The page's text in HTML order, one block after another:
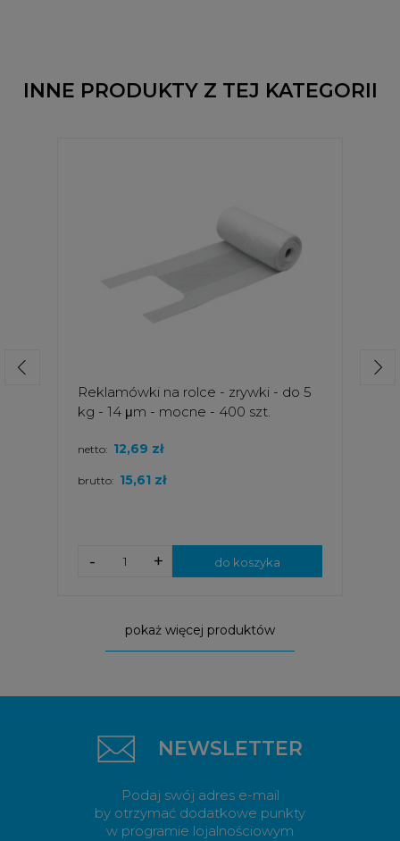
INNE PRODUKTY Z TEJ KATEGORII
Reklamówki na rolce - zrywki - do 5
kg - 14 μm - mocne - 400 szt.
brutto: 15,61 zł
netto: 12,69 zł
+
- do koszyka
pokaż więcej produktów
NEWSLETTER
Podaj swój adres e-mail
by otrzymać dodatkowe punkty
w programie lojalnościowym